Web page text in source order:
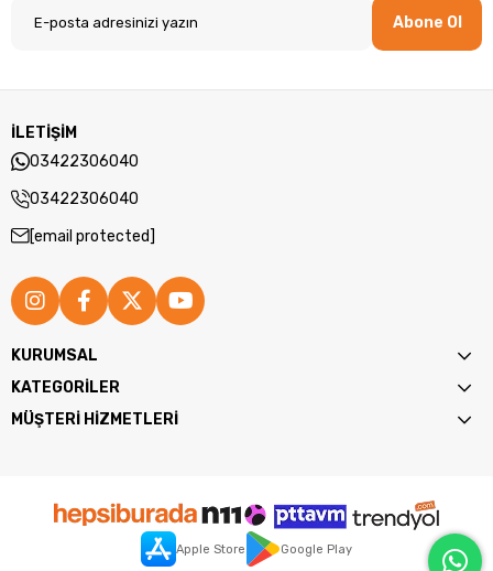
Abone Ol
İLETİŞİM
03422306040
03422306040
[email protected]
KURUMSAL
KATEGORİLER
MÜŞTERİ HİZMETLERİ
Apple Store Google Play